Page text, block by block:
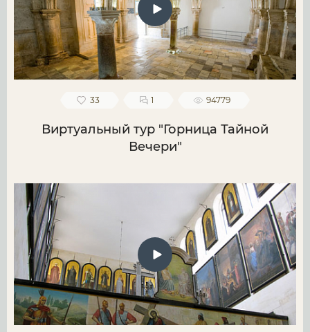
33 1 94779
Виртуальный тур "Горница Тайной
Вечери"